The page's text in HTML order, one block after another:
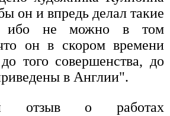
он и впредь делал такие
ибо не можно в том
он в скором времени
того совершенства, до
в Англии".
отзыв о работах